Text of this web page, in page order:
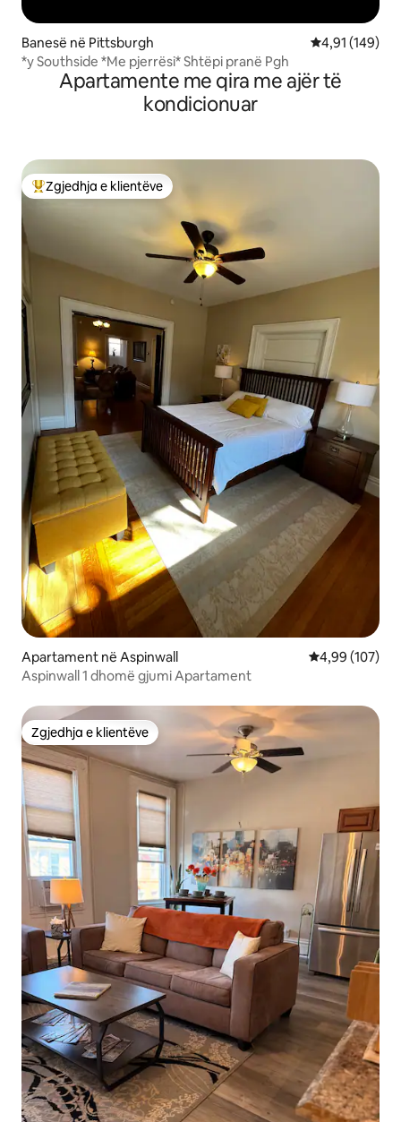
Banesë në Pittsburgh Vlerësimi
4,91 (149)
*y Southside *Me pjerrësi* Shtëpi pranë Pgh
Apartamente me qira me ajër të
kondicionuar
Më të mirat e zgjedhjeve të klientëve
Zgjedhja e klientëve
Apartament në Aspinwall Vlerësimi
4,99 (107)
Aspinwall 1 dhomë gjumi Apartament
Zgjedhja e klientëve
Zgjedhja e klientëve